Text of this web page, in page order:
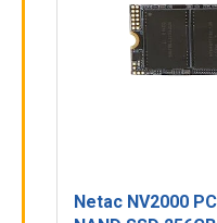
Netac NV2000